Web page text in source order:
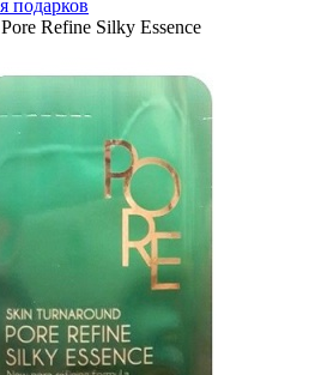
подарков
Refine Silky Essence